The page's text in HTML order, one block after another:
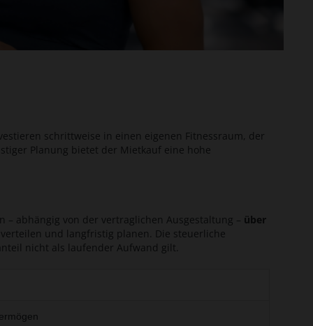
schrittweise in einen eigenen Fitnessraum, der
Planung bietet der Mietkauf eine hohe
abhängig von der vertraglichen Ausgestaltung – über
und langfristig planen. Die steuerliche
nicht als laufender Aufwand gilt.